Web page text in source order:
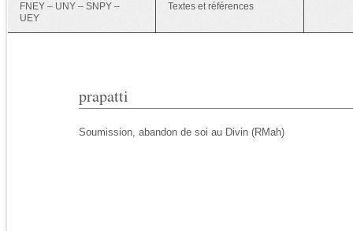
FNEY – UNY – SNPY –
UEY
Textes et références
prapatti
Soumission, abandon de soi au Divin (RMah)